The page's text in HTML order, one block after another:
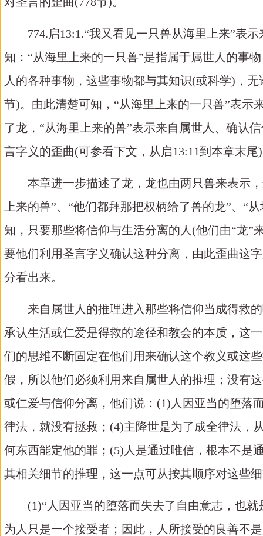
774.启13:1.“我又看见一只兽从海里上来”表
知：“从海里上来的一只兽”是指属于属世人的事
人的各种事物，这些事物都与其知识(或科学)，无
节)。由此清楚可知，“从海里上来的一只兽”表
了龙，“从海里上来的兽”表示来自属世人、确认
言字义的歪曲(可参看下文，从启13:11到本章末尾
本章进一步描述了龙，龙也由两只兽来表示
上来的兽”、“他们都拜那把权柄给了兽的龙”、“
知，只要那些将信仰与生活分离的人(他们由“龙”
要他们利用圣言字义确认这种分离，由此歪曲这
分看出来。
来自属世人的推理进入那些将信仰当成得救
承认生活或仁爱是得救的途径和教会的本质，这
们的思维不断固定在他们用来确认这个教义或这
假，所以他们必须利用来自属世人的推理；没有
或仁爱与信仰分离，他们说： (1)人因亚当的堕落
律法，就没有拯救；(4)主降世是为了成全律法，
何东西能定他的罪；(5)人是通过唯信，根本不是
其相关细节的推理，这一点可从按其顺序对这些
(1)“人因亚当的堕落而失去了自由意志，也
为人只是一个接受者；因此，人所接受的良善不